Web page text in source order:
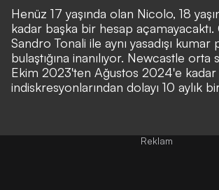
Henüz 17 yaşında olan Nicolo, 18
kadar başka bir hesap açamayacaktı.
Sandro Tonali ile aynı yasadışı kumar
bulaştığına inanılıyor. Newcastle orta
Ekim 2023'ten Ağustos 2024'e kadar
indiskresyonlarından dolayı 10 aylık
Reklam